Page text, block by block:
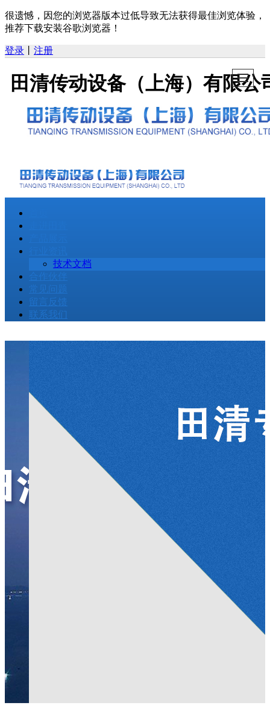
很遗憾，因您的浏览器版本过低导致无法获得最佳浏览体验，
推荐下载安装谷歌浏览器！
登录 注册
田清传动设备（上海）有限公
技术文档
合作伙伴
常见问题
留言反馈
联系我们